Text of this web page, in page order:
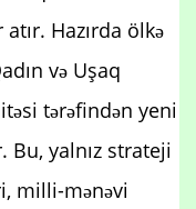
Hazırda ölkə
və Uşaq
tərəfindən yeni
Bu, yalnız strateji
milli-mənəvi